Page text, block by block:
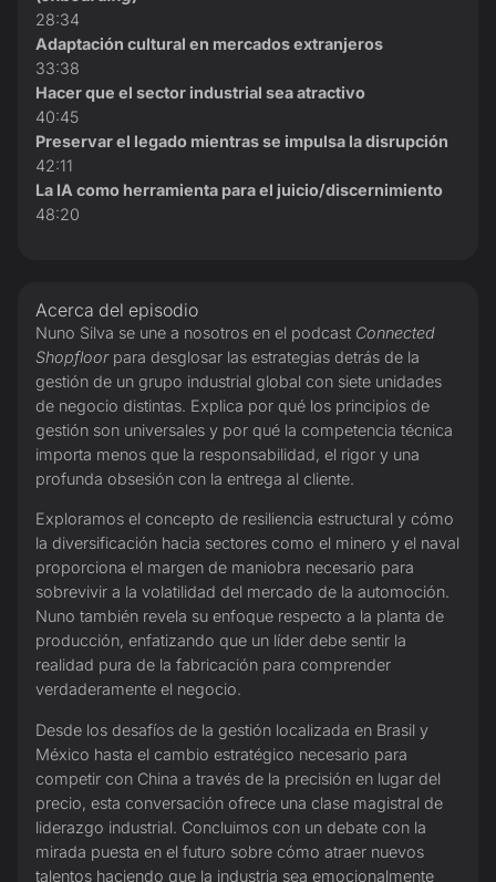
28:34
Adaptación cultural en mercados extranjeros
33:38
Hacer que el sector industrial sea atractivo
40:45
Preservar el legado mientras se impulsa la disrupción
42:11
La IA como herramienta para el juicio/discernimiento
48:20
Acerca del episodio
Nuno Silva se une a nosotros en el podcast Connected
Shopfloorpara desglosar las estrategias detrás de la
gestión de un grupo industrial global con siete unidades
de negocio distintas. Explica por qué los principios de
gestión son universales y por qué la competencia técnica
importa menos que la responsabilidad, el rigor y una
profunda obsesión con la entrega al cliente.
Exploramos el concepto de resiliencia estructural y cómo
la diversificación hacia sectores como el minero y el naval
proporciona el margen de maniobra necesario para
sobrevivir a la volatilidad del mercado de la automoción.
Nuno también revela su enfoque respecto a la planta de
producción, enfatizando que un líder debe sentir la
realidad pura de la fabricación para comprender
verdaderamente el negocio.
Desde los desafíos de la gestión localizada en Brasil y
México hasta el cambio estratégico necesario para
competir con China a través de la precisión en lugar del
precio, esta conversación ofrece una clase magistral de
liderazgo industrial. Concluimos con un debate con la
mirada puesta en el futuro sobre cómo atraer nuevos
talentos haciendo que la industria sea emocionalmente